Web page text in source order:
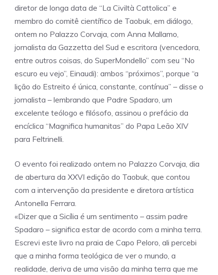
diretor de longa data de “La Civiltà Cattolica” e
membro do comitê científico de Taobuk, em diálogo,
ontem no Palazzo Corvaja, com Anna Mallamo,
jornalista da Gazzetta del Sud e escritora (vencedora,
entre outros coisas, do SuperMondello” com seu “No
escuro eu vejo”, Einaudi): ambos “próximos”, porque “a
lição do Estreito é única, constante, contínua” – disse o
jornalista – lembrando que Padre Spadaro, um
excelente teólogo e filósofo, assinou o prefácio da
encíclica “Magnifica humanitas” do Papa Leão XIV
para Feltrinelli.
O evento foi realizado ontem no Palazzo Corvaja, dia
de abertura da XXVI edição do Taobuk, que contou
com a intervenção da presidente e diretora artística
Antonella Ferrara.
«Dizer que a Sicília é um sentimento – assim padre
Spadaro – significa estar de acordo com a minha terra.
Escrevi este livro na praia de Capo Peloro, ali percebi
que a minha forma teológica de ver o mundo, a
realidade, deriva de uma visão da minha terra que me